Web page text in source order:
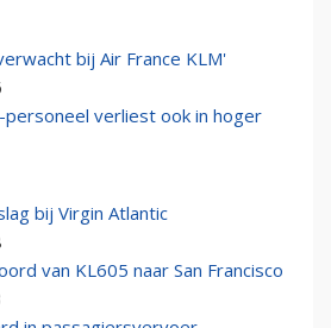
bij Air France KLM'
verliest ook in hoger
bij Virgin Atlantic
van KL605 naar San Francisco